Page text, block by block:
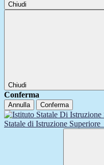
Chiudi
Chiudi
Conferma
Annulla Conferma
Statale di Istruzione Superiore